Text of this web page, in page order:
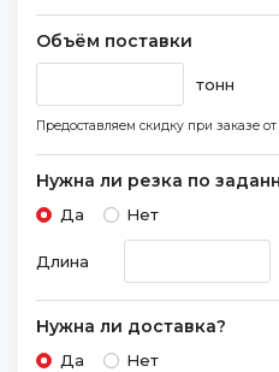
Объём поставки
тонн
Предоставляем скидку при заказе
Нужна ли резка по
Да Нет
Длина
Нужна ли доставка?
Да Нет